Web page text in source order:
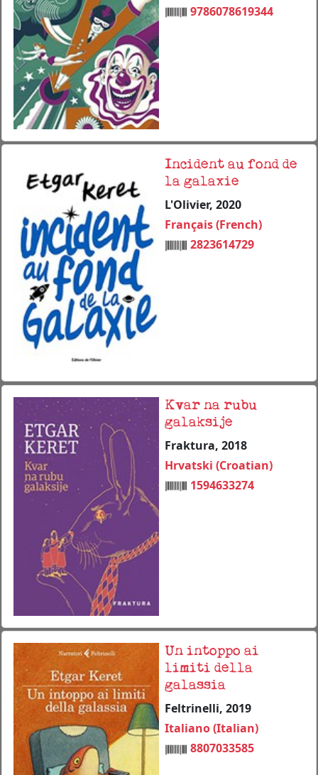
9786078619344
Incident au fond de
la galaxie
L'Olivier, 2020
Français (French)
2823614729
Kvar na rubu
galaksije
Fraktura, 2018
Hrvatski (Croatian)
1594633274
Un intoppo ai
limiti della
galassia
Feltrinelli, 2019
Italiano (Italian)
8807033585